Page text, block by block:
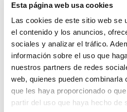
Esta página web usa cookies
Las cookies de este sitio web se
el contenido y los anuncios,
sociales y analizar el tráfico.
información sobre el uso que
nuestros partners de redes
web, quienes pueden combinarla
que les haya proporcionado o
partir del uso que haya hecho de
Envase
VIAL
Volumen
1ml
Referencia
SB22210-1M
x 1mL
Disponibilidad
Ver stock